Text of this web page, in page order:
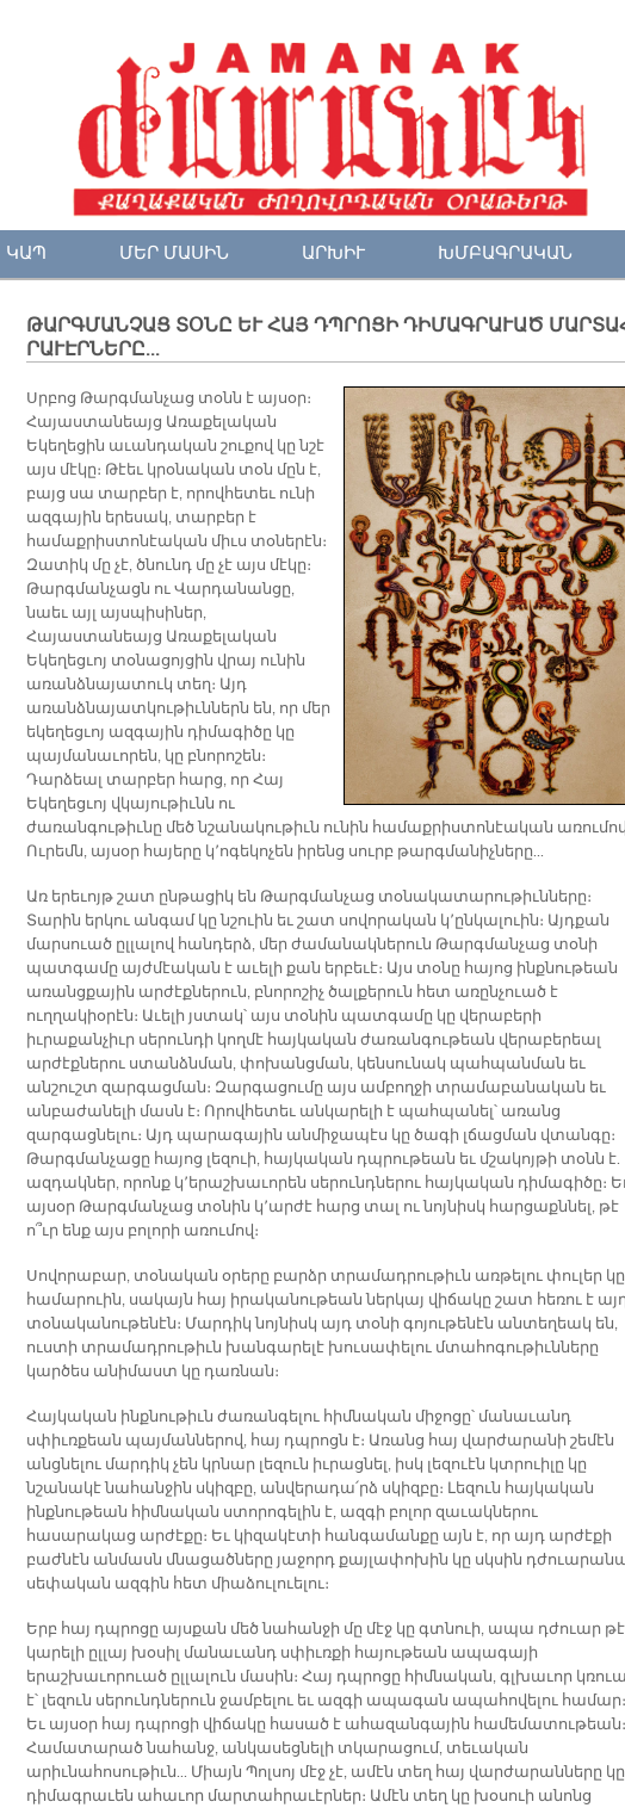
ԿԱՊ ՄԵՐ ՄԱՍԻՆ ԱՐԽԻՒ ԽՄԲԱԳՐԱԿԱՆ
ԹԱՐԳ­ՄԱՆ­ՉԱՑ ՏՕ­ՆԸ ԵՒ ՀԱՅ ԴՊՐՈ­ՑԻ ԴԻ­ՄԱԳ­ՐԱ­ՒԱԾ
ՐԱ­ՒԷՐ­ՆԵ­ՐԸ...
Սրբոց Թարգմանչաց տօնն է այսօր։
Հայաստանեայց Առաքելական
Եկեղեցին աւանդական շուքով կը նշէ
այս մէկը։ Թէեւ կրօնական տօն մըն է,
բայց սա տարբեր է, որովհետեւ ունի
ազգային երեսակ, տարբեր է
համաքրիստոնէական միւս տօներէն։
Զատիկ մը չէ, ծնունդ մը չէ այս մէկը։
Թարգմանչացն ու Վարդանանցը,
նաեւ այլ այսպիսիներ,
Հայաստանեայց Առաքելական
Եկեղեցւոյ տօնացոյցին վրայ ունին
առանձնայատուկ տեղ։ Այդ
առանձնայատկութիւններն են, որ մեր
եկեղեցւոյ ազգային դիմագիծը կը
պայմանաւորեն, կը բնորոշեն։
Դարձեալ տարբեր հարց, որ Հայ
Եկեղեցւոյ վկայութիւնն ու
ժառանգութիւնը մեծ նշանակութիւն ունին համաքրիստոնէական
Ուրեմն, այսօր հայերը կ՚ոգեկոչեն իրենց սուրբ թարգմանիչները...
Առ երեւոյթ շատ ընթացիկ են Թարգմանչաց տօնակատարութիւնները։
Տարին երկու անգամ կը նշուին եւ շատ սովորական կ՚ընկալուին։ Այդքան
մարսուած ըլլալով հանդերձ, մեր ժամանակներուն Թարգմանչաց տօնի
պատգամը այժմէական է աւելի քան երբեւէ։ Այս տօնը հայոց ինքնութեան
առանցքային արժէքներուն, բնորոշիչ ծալքերուն հետ առընչուած է
ուղղակիօրէն։ Աւելի յստակ՝ այս տօնին պատգամը կը վերաբերի
իւրաքանչիւր սերունդի կողմէ հայկական ժառանգութեան վերաբերեալ
արժէքներու ստանձնման, փոխանցման, կենսունակ պահպանման եւ
անշուշտ զարգացման։ Զարգացումը այս ամբողջի տրամաբանական եւ
անբաժանելի մասն է։ Որովհետեւ անկարելի է պահպանել՝ առանց
զարգացնելու։ Այդ պարագային անմիջապէս կը ծագի լճացման վտանգը։
Թարգմանչացը հայոց լեզուի, հայկական դպրութեան եւ մշակոյթի տօնն է.
ազդակներ, որոնք կ՚երաշխաւորեն սերունդներու հայկական դիմագիծը։
այսօր Թարգմանչաց տօնին կ՚արժէ հարց տալ ու նոյնիսկ հարցաքննել, թէ
ո՞ւր ենք այս բոլորի առումով։
Սովորաբար, տօնական օրերը բարձր տրամադրութիւն առթելու փուլեր կը
համարուին, սակայն հայ իրականութեան ներկայ վիճակը շատ հեռու է
տօնականութենէն։ Մարդիկ նոյնիսկ այդ տօնի գոյութենէն անտեղեակ են,
ուստի տրամադրութիւն խանգարելէ խուսափելու մտահոգութիւնները
կարծես անիմաստ կը դառնան։
Հայկական ինքնութիւն ժառանգելու հիմնական միջոցը՝ մանաւանդ
սփիւռքեան պայմաններով, հայ դպրոցն է։ Առանց հայ վարժարանի շեմէն
անցնելու մարդիկ չեն կրնար լեզուն իւրացնել, իսկ լեզուէն կտրուիլը կը
նշանակէ նահանջին սկիզբը, անվերադա՛րձ սկիզբը։ Լեզուն հայկական
ինքնութեան հիմնական ստորոգելին է, ազգի բոլոր զաւակներու
հասարակաց արժէքը։ Եւ կիզակէտի հանգամանքը այն է, որ այդ արժէքի
բաժնէն անմասն մնացածները յաջորդ քայլափոխին կը սկսին
սեփական ազգին հետ միաձուլուելու։
Երբ հայ դպրոցը այսքան մեծ նահանջի մը մէջ կը գտնուի, ապա դժուար թէ
կարելի ըլլայ խօսիլ մանաւանդ սփիւռքի հայութեան ապագայի
երաշխաւորուած ըլլալուն մասին։ Հայ դպրոցը հիմնական, գլխաւոր
է՝ լեզուն սերունդներուն ջամբելու եւ ազգի ապագան ապահովելու համար։
Եւ այսօր հայ դպրոցի վիճակը հասած է ահազանգային համեմատութեան։
Համատարած նահանջ, անկասեցնելի տկարացում, տեւական
արիւնահոսութիւն... Միայն Պոլսոյ մէջ չէ, ամէն տեղ հայ վարժարանները կը
դիմագրաւեն ահաւոր մարտահրաւէրներ։ Ամէն տեղ կը խօսուի անոնց